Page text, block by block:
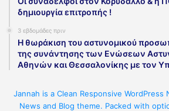
δημιουργία επιτροπής !
3 εβδομάδες πριν
Η θωράκιση του αστυνομικού
της συνάντησης των Ενώσεων
Αθηνών και Θεσσαλονίκης με τον
Jannah is a Clean Responsive WordPress
News and Blog theme. Packed with